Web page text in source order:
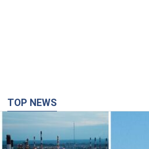
Силы обороны поразили НПЗ в
Башкортостане: Зеленский